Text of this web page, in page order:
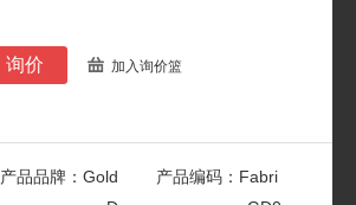
询价 加入询价篮
产品品牌： Gold
产品编码： Fabri